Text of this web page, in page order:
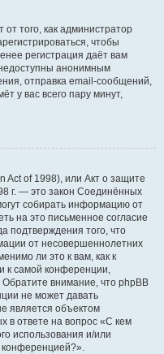
того, как администратор
чтобы
регистрация даёт вам
анонимным
отправка email-сообщений,
у вас всего пару минут,
Act of 1998), или Акт о защите
г. — это закон Соединённых
собирать информацию от
на это письменное согласие
подтверждения того, что
от несовершеннолетних
ли это к вам, как к
к самой конференции,
внимание, что phpBB
не может давать
является объектом
в ответе на вопрос «С кем
использования и/или
конференцией?».